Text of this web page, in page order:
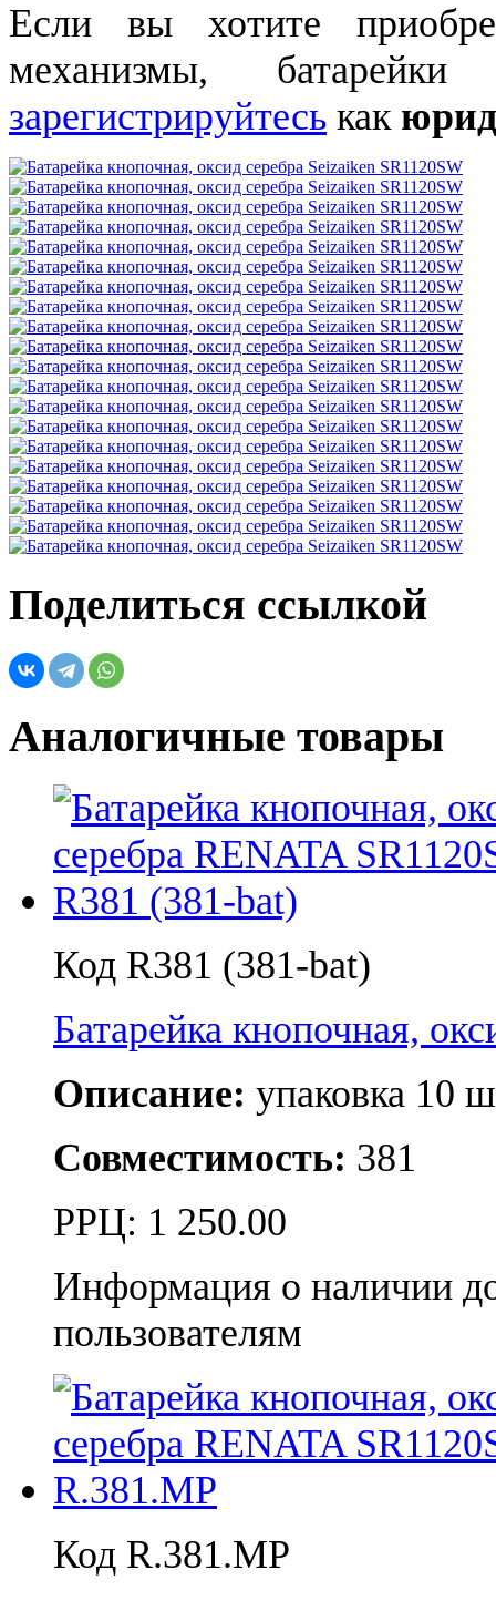
Если вы хотите
механизмы,
зарегистрируйтесь как
Поделиться ссылкой
Аналогичные товары
Код R381 (381-bat)
Батарейка кнопочная,
Описание: упаковка 10
Совместимость: 381
РРЦ: 1 250.00
Информация о наличии
пользователям
Код R.381.MP